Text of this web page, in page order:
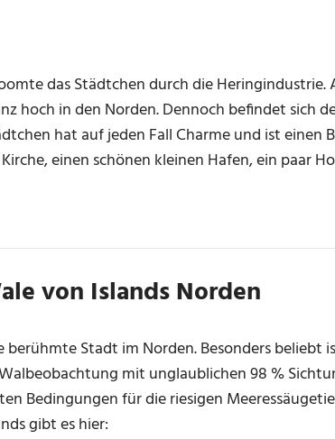
das Städtchen durch die Heringindustrie.
hoch in den Norden. Dennoch befindet sich
hat auf jeden Fall Charme und ist einen
einen schönen kleinen Hafen, ein paar
von Islands Norden
Stadt im Norden. Besonders beliebt
mit unglaublichen 98 %
Bedingungen für die riesigen
gibt es hier: